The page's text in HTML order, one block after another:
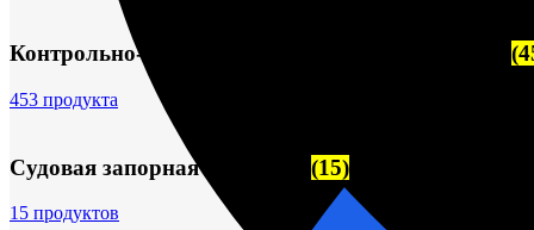
Контрольно-измерительные приборы (КИПиА)
453 продукта
Судовая запорная арматура (15)
15 продуктов